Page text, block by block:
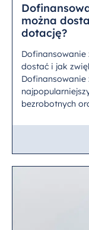
można
dotację?
Dofinansowanie
dostać i jak
Dofinansowanie
bezrobotnych